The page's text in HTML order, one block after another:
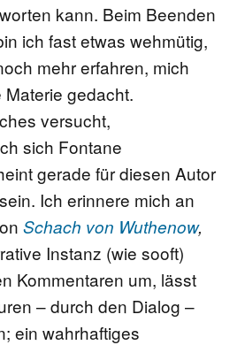
kann. Beim Beenden
ich fast etwas wehmütig,
mehr erfahren, mich
gedacht.
versucht,
sich Fontane
gerade für diesen Autor
Ich erinnere mich an
Schach von Wuthenow,
Instanz (wie sooft)
Kommentaren um, lässt
– durch den Dialog –
ein wahrhaftiges